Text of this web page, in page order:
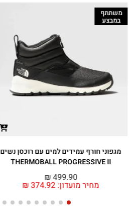
משתתף
במבצע
מגפוני חורף עמידים למים עם רוכסן נשים
THERMOBALL PROGRESSIVE II
מחיר מועדון: ₪374.92
₪499.90